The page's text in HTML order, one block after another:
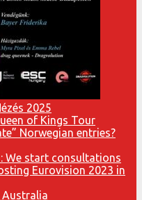
2025
Norwegian entries?
We start consultations
Eurovision 2023 in